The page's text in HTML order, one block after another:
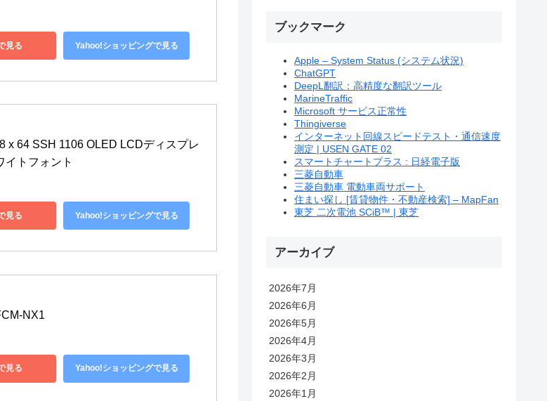
見る Yahoo!ショッピングで見る
x 64 SSH 1106 OLED LCDディスプレ
イトフォント
見る Yahoo!ショッピングで見る
NX1
見る Yahoo!ショッピングで見る
ブックマーク
Apple – System Status (システム状況)
ChatGPT
DeepL翻訳：高精度な翻訳ツール
MarineTraffic
Microsoft サービス正常性
Thingiverse
インターネット回線スピードテスト・通信速度
測定 | USEN GATE 02
スマートチャートプラス : 日経電子版
三菱自動車
三菱自動車 電動車両サポート
住まい探し [賃貸物件・不動産検索] – MapFan
東芝 二次電池 SCiB™ | 東芝
アーカイブ
2026年7月
2026年6月
2026年5月
2026年4月
2026年3月
2026年2月
2026年1月